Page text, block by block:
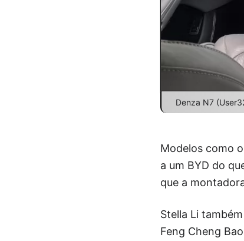
Denza N7
Modelos como o
a um BYD do
que a
Stella Li
Feng Cheng